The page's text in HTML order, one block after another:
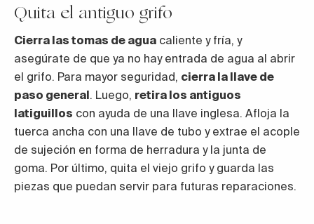
Quita el antiguo grifo
Cierra las tomas de agua caliente y fría, y
asegúrate de que ya no hay entrada de agua al abrir
el grifo. Para mayor seguridad, cierra la llave de
paso general . Luego, retira los antiguos
latiguillos con ayuda de una llave inglesa. Afloja la
tuerca ancha con una llave de tubo y extrae el acople
de sujeción en forma de herradura y la junta de
goma. Por último, quita el viejo grifo y guarda las
piezas que puedan servir para futuras reparaciones.